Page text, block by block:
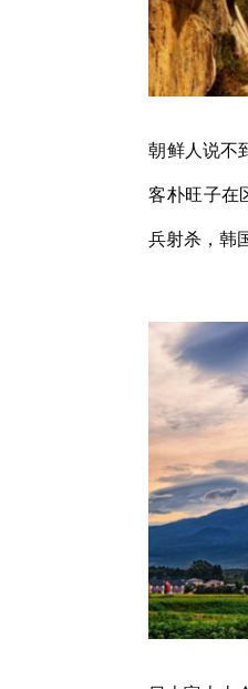
朝鲜人说不
客朴旺子在
兵射杀，韩